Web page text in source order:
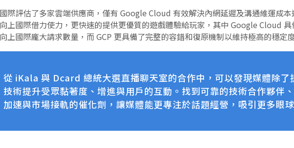
際評估了多家雲端供應商，僅有 Google Cloud 有效解決內網延遲及溝通維運成
上國際借力使力，更快速的提供更優質的遊戲體驗給玩家，其中 Google Cloud
上國際龐大請求數量，而 GCP 更具備了完整的容錯和復原機制以維持極高的穩定
從 iKala 與 Dcard 總統大選直播聊天室的合作中，可以發現媒體除了
技術提升受眾黏著度、增進與用戶的互動。找到可靠的技術合作夥伴
加速與市場接軌的催化劑，讓媒體能更專注於話題經營，吸引更多眼